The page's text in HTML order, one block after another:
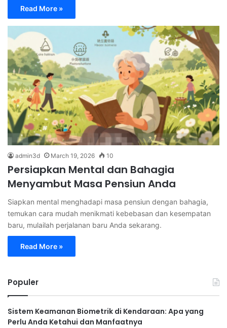
Read More »
admin3d March 19, 2026 10
Persiapkan Mental dan Bahagia
Menyambut Masa Pensiun Anda
Siapkan mental menghadapi masa pensiun dengan bahagia,
temukan cara mudah menikmati kebebasan dan kesempatan
baru, mulailah perjalanan baru Anda sekarang.
Read More »
Populer
Sistem Keamanan Biometrik di Kendaraan: Apa yang
Perlu Anda Ketahui dan Manfaatnya